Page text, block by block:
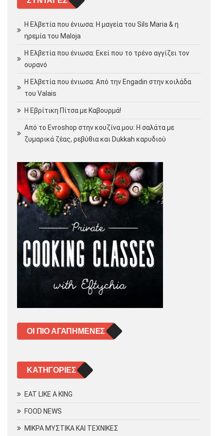
Η Ελβετία που ένιωσα: Η μαγεία του Sils Maria & η
ηρεμία του Maloja
Η Ελβετία που ένιωσα: Εκεί που το τρένο αγγίζει τον
ουρανό
Η Ελβετία που ένιωσα: Από την Engadin στην κοιλάδα
του Valais
Η Εβρίτικη Πίτσα με Καβουρμά!
Από το Evroshop στην κουζίνα μου: Η σαλάτα με
ζυμαρικά ζέας, ρεβύθια και Dukkah καρυδιού
ΟΙ ΠΙΟ ΑΓΑΠΗΜΈΝΕΣ
KΑΤΗΓΟΡΊΕΣ
EAT LIKE A KING
FOOD NEWS
ΜΙΚΡΑ ΜΥΣΤΙΚΑ ΚΑΙ ΤΕΧΝΙΚΕΣ